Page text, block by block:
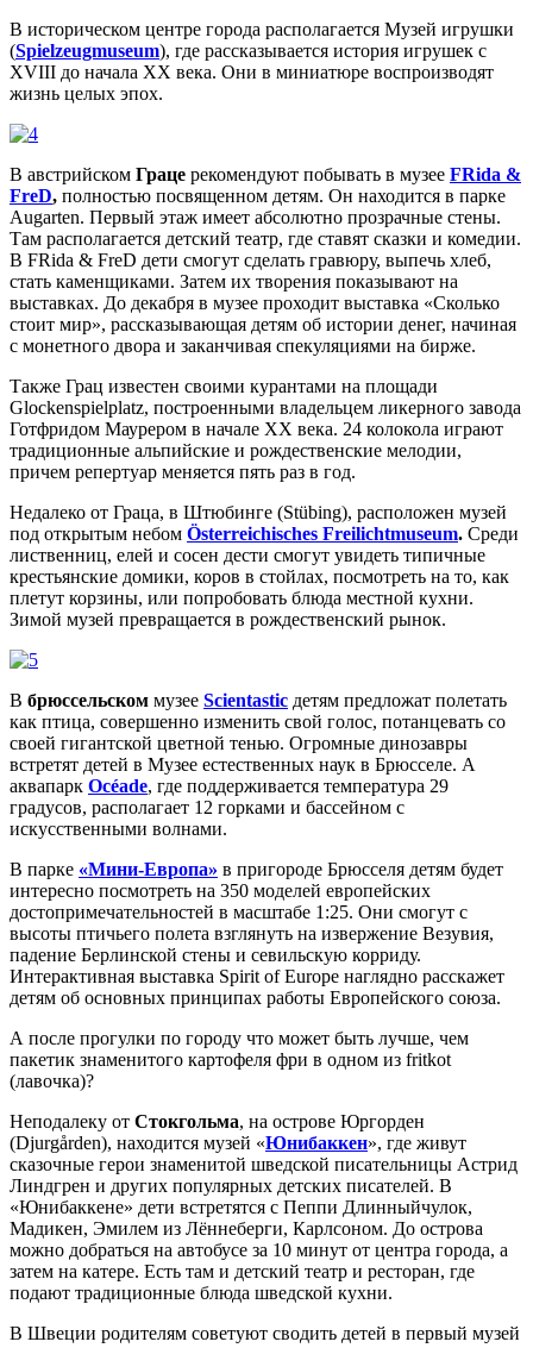
В историческом центре города располагается Музей игрушки
(Spielzeugmuseum), где рассказывается история игрушек с
XVIII до начала XX века. Они в миниатюре воспроизводят
жизнь целых эпох.
В австрийском Граце рекомендуют побывать в музее FRida &
FreD, полностью посвященном детям. Он находится в парке
Augarten. Первый этаж имеет абсолютно прозрачные стены.
Там располагается детский театр, где ставят сказки и комедии.
В FRida & FreD дети смогут сделать гравюру, выпечь хлеб,
стать каменщиками. Затем их творения показывают на
выставках. До декабря в музее проходит выставка «Сколько
стоит мир», рассказывающая детям об истории денег, начиная
с монетного двора и заканчивая спекуляциями на бирже.
Также Грац известен своими курантами на площади
Glockenspielplatz, построенными владельцем ликерного завода
Готфридом Маурером в начале XX века. 24 колокола играют
традиционные альпийские и рождественские мелодии,
причем репертуар меняется пять раз в год.
Недалеко от Граца, в Штюбинге (Stübing), расположен музей
под открытым небом Österreichisches Freilichtmuseum. Среди
лиственниц, елей и сосен дести смогут увидеть типичные
крестьянские домики, коров в стойлах, посмотреть на то, как
плетут корзины, или попробовать блюда местной кухни.
Зимой музей превращается в рождественский рынок.
В брюссельском музее Scientastic детям предложат полетать
как птица, совершенно изменить свой голос, потанцевать со
своей гигантской цветной тенью. Огромные динозавры
встретят детей в Музее естественных наук в Брюсселе. А
аквапарк Océade, где поддерживается температура 29
градусов, располагает 12 горками и бассейном с
искусственными волнами.
В парке «Мини-Европа» в пригороде Брюсселя детям будет
интересно посмотреть на 350 моделей европейских
достопримечательностей в масштабе 1:25. Они смогут с
высоты птичьего полета взглянуть на извержение Везувия,
падение Берлинской стены и севильскую корриду.
Интерактивная выставка Spirit of Europe наглядно расскажет
детям об основных принципах работы Европейского союза.
А после прогулки по городу что может быть лучше, чем
пакетик знаменитого картофеля фри в одном из fritkot
(лавочка)?
Неподалеку от Стокгольма, на острове Юргорден
(Djurgården), находится музей «Юнибаккен», где живут
сказочные герои знаменитой шведской писательницы Астрид
Линдгрен и других популярных детских писателей. В
«Юнибаккене» дети встретятся с Пеппи Длинныйчулок,
Мадикен, Эмилем из Лённеберги, Карлсоном. До острова
можно добраться на автобусе за 10 минут от центра города, а
затем на катере. Есть там и детский театр и ресторан, где
подают традиционные блюда шведской кухни.
В Швеции родителям советуют сводить детей в первый музей